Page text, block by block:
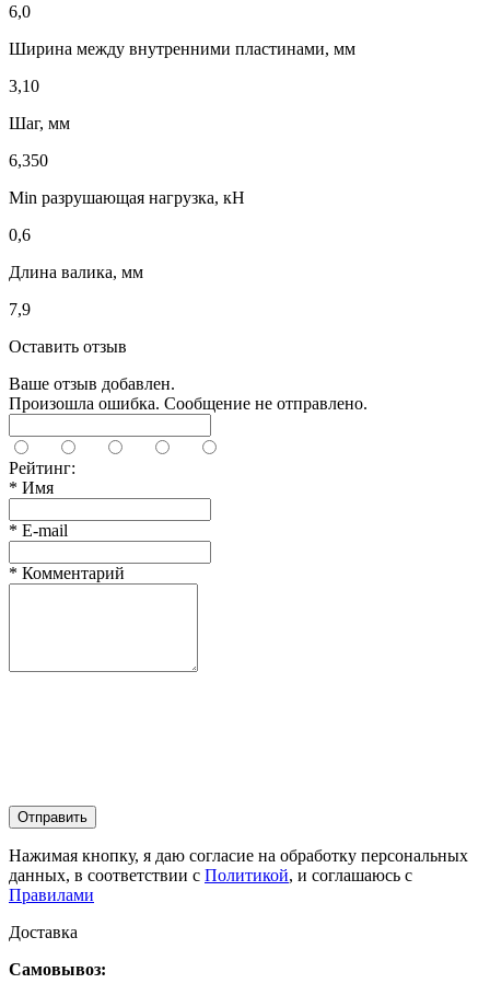
6,0
Ширина между внутренними пластинами, мм
3,10
Шаг, мм
6,350
Min разрушающая нагрузка, кН
0,6
Длина валика, мм
7,9
Оставить отзыв
Ваше отзыв добавлен.
Произошла ошибка. Сообщение не отправлено.
Рейтинг:
* Имя
* E-mail
* Комментарий
Отправить
Нажимая кнопку, я даю согласие на обработку персональных
данных, в соответствии с Политикой, и соглашаюсь с
Правилами
Доставка
Самовывоз: